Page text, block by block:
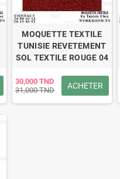
MOQUETTE TEXTILE
TUNISIE REVETEMENT
SOL TEXTILE ROUGE 04
30,000 TND
31,000 TND
ACHETER